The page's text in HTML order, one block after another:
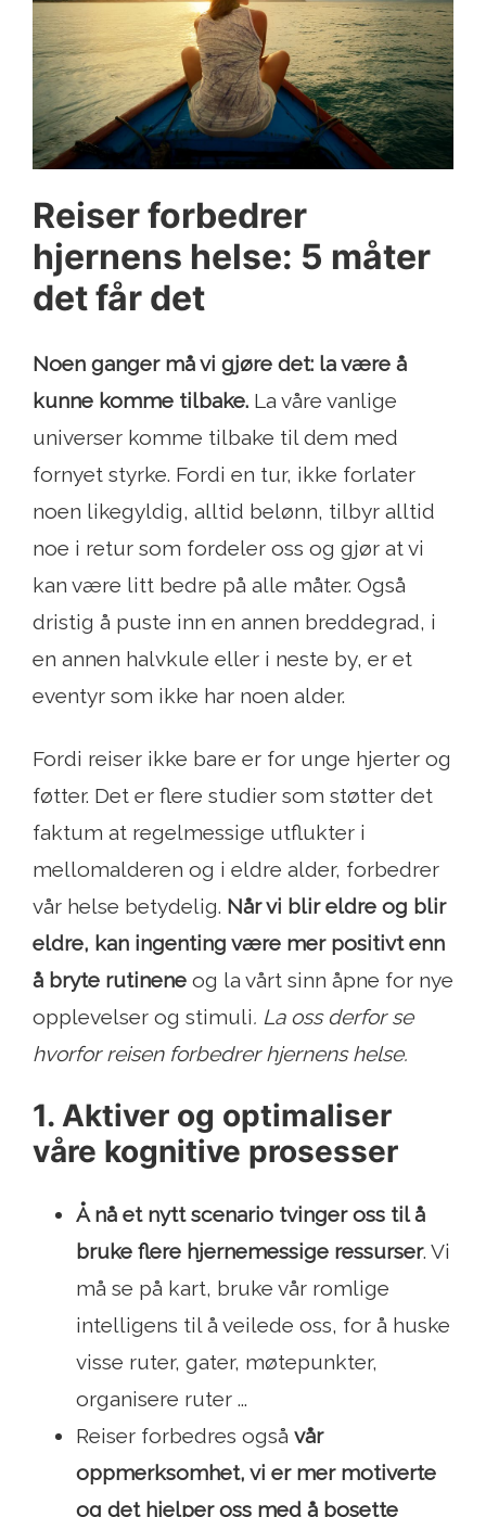
Reiser forbedrer
hjernens helse: 5 måter
det får det
Noen ganger må vi gjøre det: la være å
kunne komme tilbake. La våre vanlige
universer komme tilbake til dem med
fornyet styrke. Fordi en tur, ikke forlater
noen likegyldig, alltid belønn, tilbyr alltid
noe i retur som fordeler oss og gjør at vi
kan være litt bedre på alle måter. Også
dristig å puste inn en annen breddegrad, i
en annen halvkule eller i neste by, er et
eventyr som ikke har noen alder.
Fordi reiser ikke bare er for unge hjerter og
føtter. Det er flere studier som støtter det
faktum at regelmessige utflukter i
mellomalderen og i eldre alder, forbedrer
vår helse betydelig. Når vi blir eldre og blir
eldre, kan ingenting være mer positivt enn
å bryte rutinene og la vårt sinn åpne for nye
opplevelser og stimuli. La oss derfor se
hvorfor reisen forbedrer hjernens helse.
1. Aktiver og optimaliser
våre kognitive prosesser
Å nå et nytt scenario tvinger oss til å
bruke flere hjernemessige ressurser. Vi
må se på kart, bruke vår romlige
intelligens til å veilede oss, for å huske
visse ruter, gater, møtepunkter,
organisere ruter ...
Reiser forbedres også vår
oppmerksomhet, vi er mer motiverte
og det hjelper oss med å bosette